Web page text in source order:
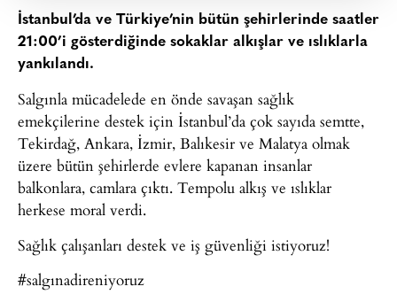
İstanbul’da ve Türkiye’nin bütün şehirlerinde saatler
21:00’i gösterdiğinde sokaklar alkışlar ve ıslıklarla
yankılandı.
Salgınla mücadelede en önde savaşan sağlık
emekçilerine destek için İstanbul’da çok sayıda semtte,
Tekirdağ, Ankara, İzmir, Balıkesir ve Malatya olmak
üzere bütün şehirlerde evlere kapanan insanlar
balkonlara, camlara çıktı. Tempolu alkış ve ıslıklar
herkese moral verdi.
Sağlık çalışanları destek ve iş güvenliği istiyoruz!
#salgınadireniyoruz